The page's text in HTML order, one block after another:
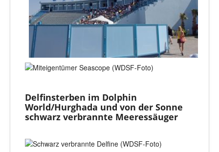
Delfinsterben im Dolphin
World/Hurghada und von der Sonne
schwarz verbrannte Meeressäuger